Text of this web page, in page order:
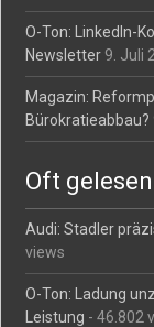
O-Ton: LinkedIn-
Newsletter 9. Juli
Magazin:
Bürokratieabbau?
Oft gelesen
Audi: Stadler
views
O-Ton: Ladung
Leistung - 46.802